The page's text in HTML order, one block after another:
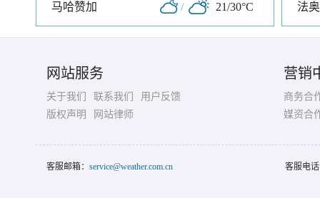
马哈赞加 / 21/30°C 法
网站服务
关于我们 联系我们
用户反馈
版权声明
网站律师
营销
商务合
媒资合
客服邮箱： service@weather.com.cn 客服电